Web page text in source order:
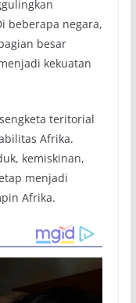
beberapa negara,
besar
kekuatan
teritorial
Afrika.
kemiskinan,
menjadi
Afrika.